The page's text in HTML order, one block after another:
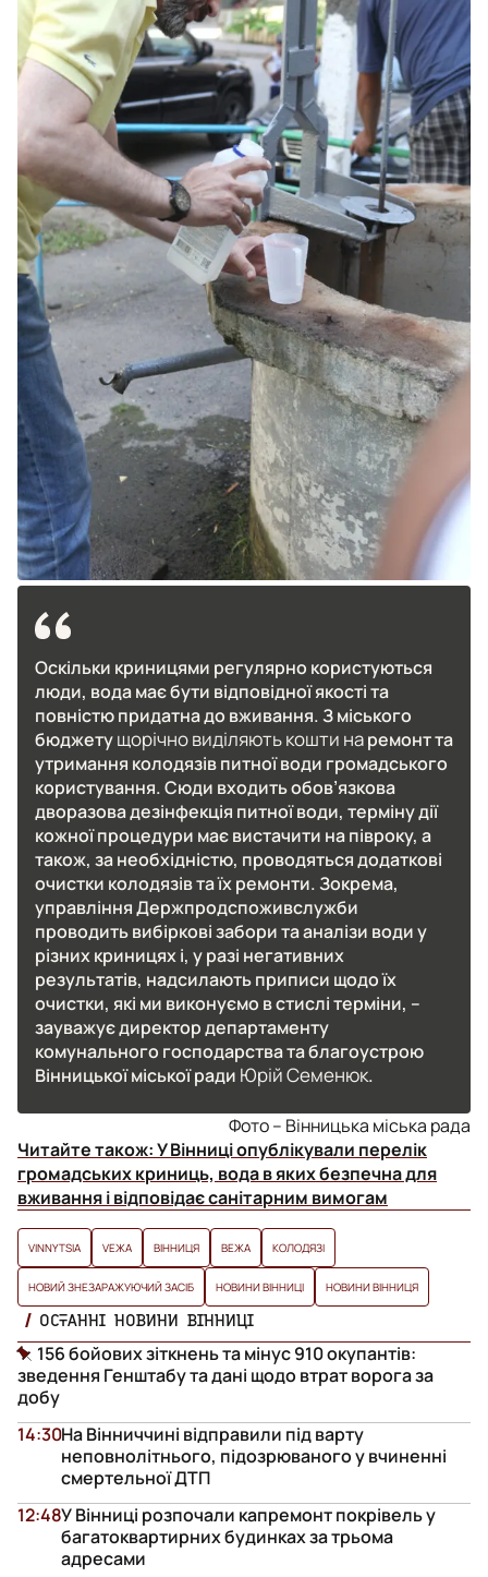
Оскільки криницями регулярно користуються
люди, вода має бути відповідної якості та
повністю придатна до вживання. З міського
бюджетущорічно виділяють кошти наремонт та
утримання колодязів питної води громадського
користування. Сюди входить обов’язкова
дворазова дезінфекція питної води, терміну дії
кожної процедури має вистачити на півроку, а
також, за необхідністю, проводяться додаткові
очистки колодязів та їх ремонти. Зокрема,
управління Держпродспоживслужби
проводить вибіркові забори та аналізи води у
різних криницях і, у разі негативних
результатів, надсилають приписи щодо їх
очистки, які ми виконуємо в стислі терміни, –
зауважує директор департаменту
комунального господарства та благоустрою
Вінницької міської ради Юрій Семенюк.
Фото – Вінницька міська рада
Читайте також:У Вінниці опублікували перелік
громадських криниць, вода в яких безпечна для
вживання і відповідає санітарним вимогам
VINNYTSIA VЕЖА ВІННИЦЯ ВЕЖА КОЛОДЯЗІ
НОВИЙ ЗНЕЗАРАЖУЮЧИЙ ЗАСІБ НОВИНИ ВІННИЦІ НОВИНИ ВІННИЦЯ
ОСТАННІ НОВИНИ ВІННИЦІ
156 бойових зіткнень та мінус 910 окупантів:
зведення Генштабу та дані щодо втрат ворога за
добу
На Вінниччині відправили під варту
неповнолітнього, підозрюваного у вчиненні
смертельної ДТП
14:30
У Вінниці розпочали капремонт покрівель у
багатоквартирних будинках за трьома
адресами
12:48